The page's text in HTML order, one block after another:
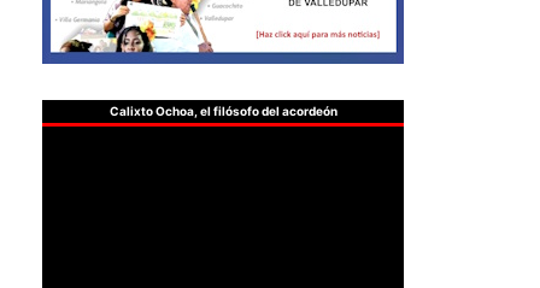
Calixto Ochoa, el filósofo del acordeón